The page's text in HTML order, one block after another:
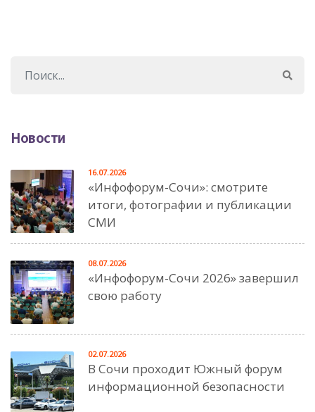
Новости
«Инфофорум-Сочи»: смотрите
итоги, фотографии и публикации
СМИ
16.07.2026
«Инфофорум-Сочи 2026» завершил
свою работу
08.07.2026
В Сочи проходит Южный форум
информационной безопасности
02.07.2026